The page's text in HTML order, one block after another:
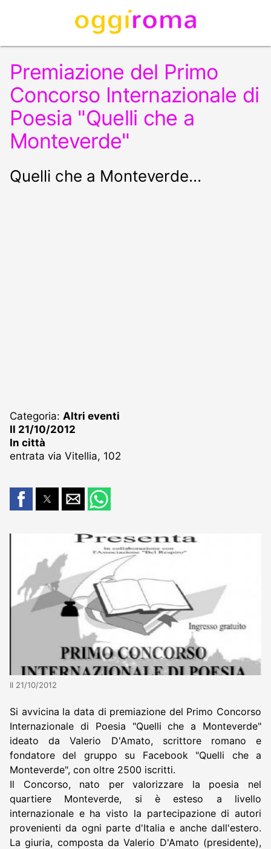
Premiazione del Primo
Concorso Internazionale di
Poesia "Quelli che a
Monteverde"
Quelli che a Monteverde...
Categoria: Altri eventi
Il 21/10/2012
In città
entrata via Vitellia, 102
Il 21/10/2012
Si avvicina la data di premiazione del Primo Concorso
Internazionale di Poesia "Quelli che a Monteverde"
ideato da Valerio D'Amato, scrittore romano e
fondatore del gruppo su Facebook "Quelli che a
Monteverde", con oltre 2500 iscritti.
Il Concorso, nato per valorizzare la poesia nel
quartiere Monteverde, si è esteso a livello
internazionale e ha visto la partecipazione di autori
provenienti da ogni parte d'Italia e anche dall'estero.
La giuria, composta da Valerio D'Amato (presidente),